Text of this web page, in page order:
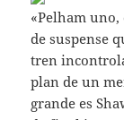
«Pelham
de suspense
tren
plan de un
grande es